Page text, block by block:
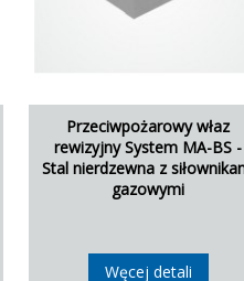
Przeciwpożarowy właz
rewizyjny System MA-BS -
Stal nierdzewna z
gazowymi
Węcej detali